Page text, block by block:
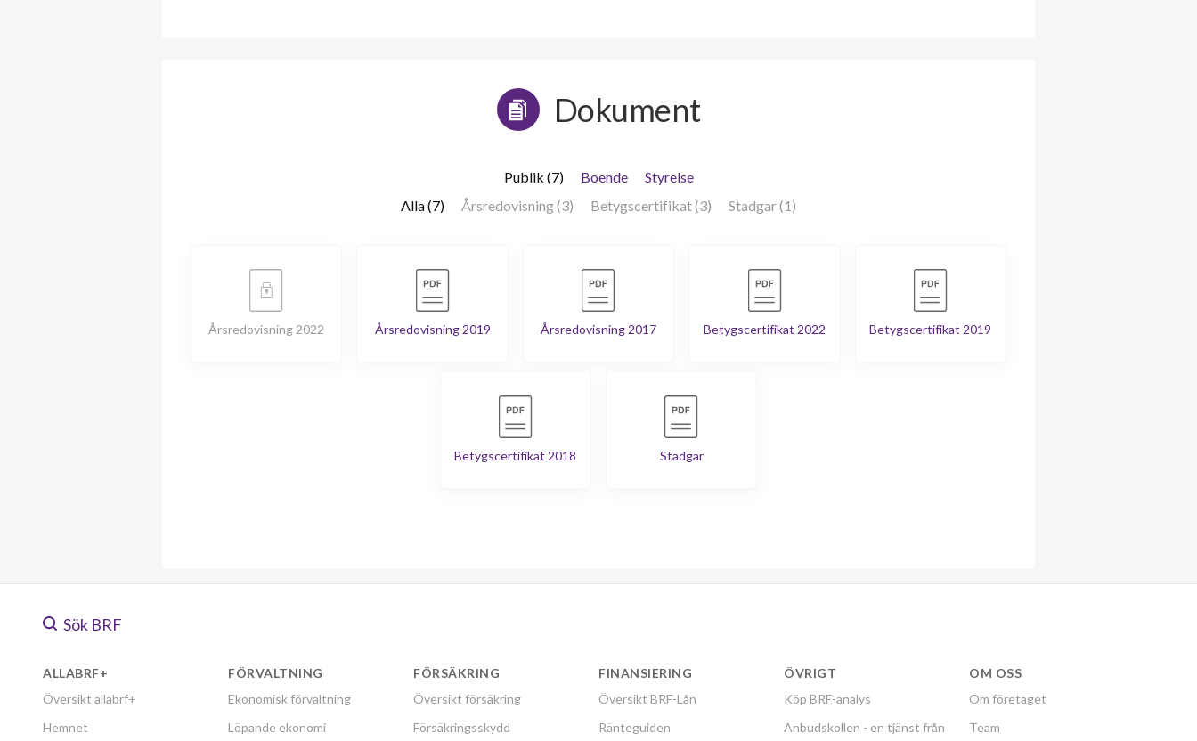
Dokument
Publik (7) Boende
Styrelse
Alla (7)
Årsredovisning (3) Betygscertifikat (3) Stadgar (1)
Årsredovisning 2022 Årsredovisning 2019 Årsredovisning 2017 Betygscertifikat 2022 Betygscertifikat 2019
Betygscertifikat 2018 Stadgar
Sök BRF
ALLABRF+
Översikt allabrf+
Hemnet
FÖRVALTNING
Ekonomisk förvaltning
Löpande ekonomi
FÖRSÄKRING
Översikt försäkring
Försäkringsskydd
FINANSIERING
Översikt BRF-Lån
Ränteguiden
ÖVRIGT
Köp BRF-analys
Anbudskollen - en tjänst från
OM OSS
Om företaget
Team